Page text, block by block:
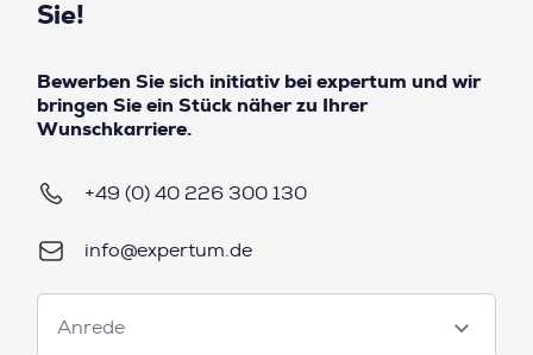
Sie!
Bewerben Sie sich initiativ bei expertum und wir
bringen Sie ein Stück näher zu Ihrer
Wunschkarriere.
+49 (0) 40 226 300 130
info@expertum.de
Anrede
Anrede